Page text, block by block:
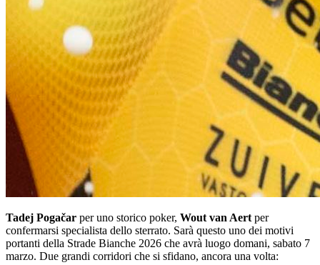
Tadej Pogačar per uno storico poker, Wout van Aert per
confermarsi specialista dello sterrato. Sarà questo uno dei motivi
portanti della Strade Bianche 2026 che avrà luogo domani, sabato 7
marzo. Due grandi corridori che si sfidano, ancora una volta: